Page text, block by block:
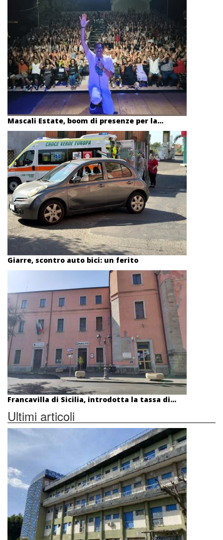
Mascali Estate, boom di presenze per la...
Giarre, scontro auto bici: un ferito
Francavilla di Sicilia, introdotta la tassa di...
Ultimi articoli